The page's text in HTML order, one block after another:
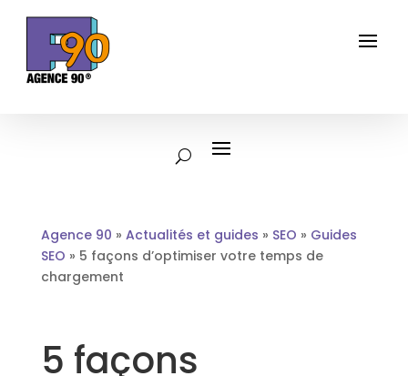
Agence 90 » Actualités et guides » SEO » Guides
SEO » 5 façons d’optimiser votre temps de
chargement
5 façons